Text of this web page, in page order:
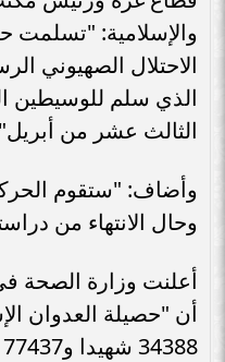
والإسلامية: "تسلمت
الاحتلال الصهيوني
الذي سلم
الثالث عشر من
وأضاف: "ستقوم
وحال الانتهاء من
أعلنت وزارة الصحة
أن "حصيلة العدوان